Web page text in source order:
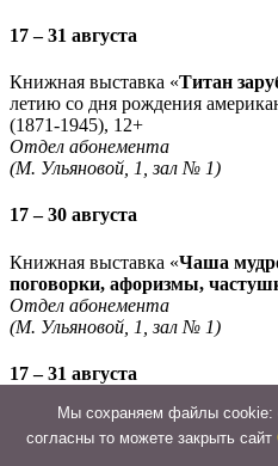
17 – 31 августа
Книжная выставка «Титан
летию со дня рождения
(1871-1945), 12+
Отдел абонемента
(М. Ульяновой, 1, зал № 1)
17 – 30 августа
Книжная выставка «Чаша
поговорки, афоризмы,
Отдел абонемента
(М. Ульяновой, 1, зал № 1)
17 – 31 августа
Книжная выставка «Готовим
Отдел абонемента
Мы cохраняем файлы cookie:
согласны то можете закрыть сайт